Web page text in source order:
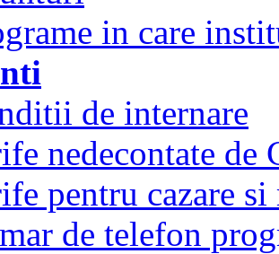
in care
de internare
nedecontate de
pentru cazare
de telefon